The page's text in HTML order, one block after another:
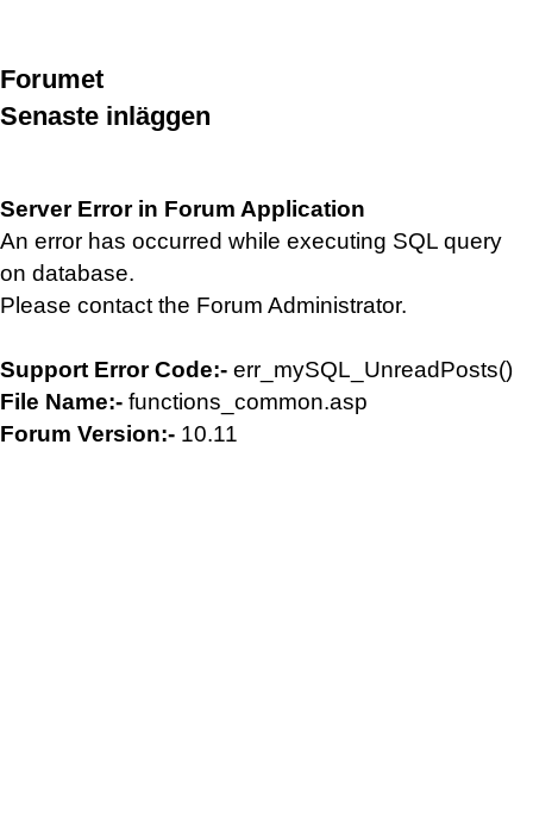
Forumet
Senaste inläggen
Server Error in Forum Application
An error has occurred while executing SQL query
on database.
Please contact the Forum Administrator.
Support Error Code:- err_mySQL_UnreadPosts()
File Name:- functions_common.asp
Forum Version:- 10.11